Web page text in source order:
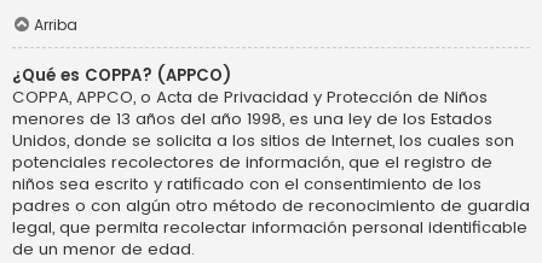
Arriba
¿Qué es COPPA? (APPCO)
COPPA, APPCO, o Acta de Privacidad y Protección de Niños
menores de 13 años del año 1998, es una ley de los Estados
Unidos, donde se solicita a los sitios de Internet, los cuales son
potenciales recolectores de información, que el registro de
niños sea escrito y ratificado con el consentimiento de los
padres o con algún otro método de reconocimiento de guardia
legal, que permita recolectar información personal identificable
de un menor de edad.